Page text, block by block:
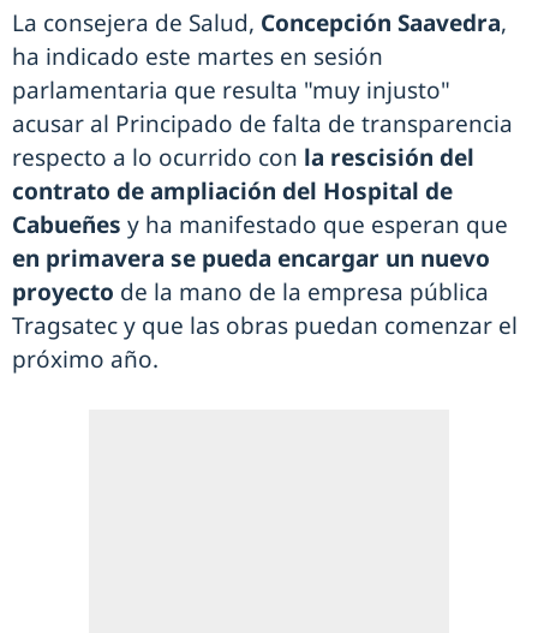
La consejera de Salud, Concepción Saavedra,
ha indicado este martes en sesión
parlamentaria que resulta "muy injusto"
acusar al Principado de falta de transparencia
respecto a lo ocurrido con la rescisión del
contrato de ampliación del Hospital de
Cabueñes y ha manifestado que esperan que
en primavera se pueda encargar un nuevo
proyecto de la mano de la empresa pública
Tragsatec y que las obras puedan comenzar el
próximo año.